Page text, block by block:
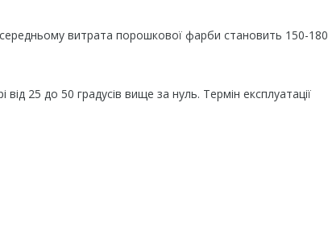
витрата порошкової фарби становить 150-180
25 до 50 градусів вище за нуль. Термін експлуатації